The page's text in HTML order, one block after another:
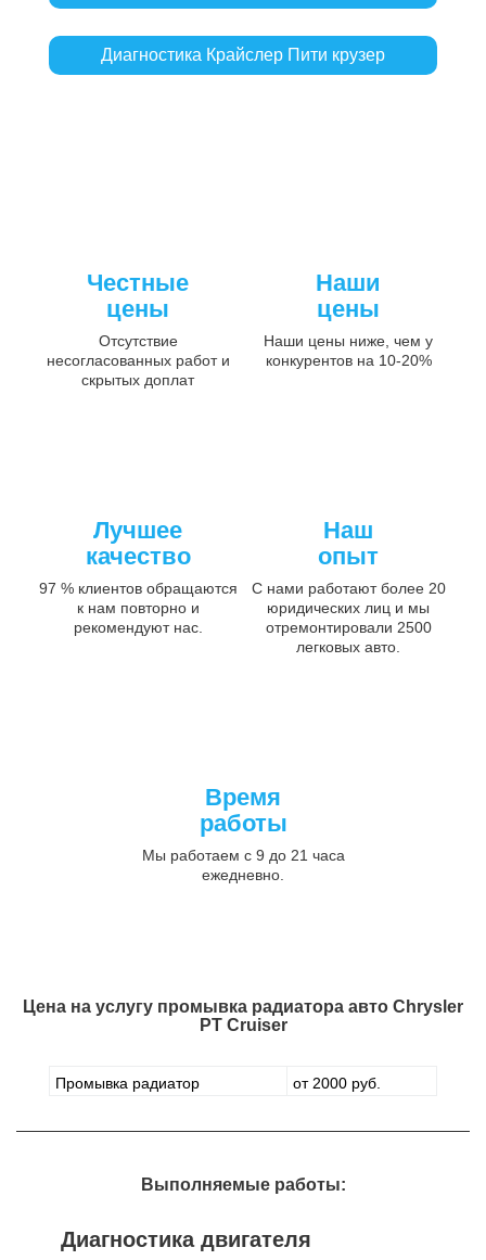
Диагностика Крайслер Пити крузер
Честные
цены
Отсутствие
несогласованных работ и
скрытых доплат
Наши
цены
Наши цены ниже, чем у
конкурентов на 10-20%
Лучшее
качество
97 % клиентов обращаются
к нам повторно и
рекомендуют нас.
Наш
опыт
С нами работают более 20
юридических лиц и мы
отремонтировали 2500
легковых авто.
Время
работы
Мы работаем с 9 до 21 часа
ежедневно.
Цена на услугу промывка радиатора авто Chrysler
PT Cruiser
Промывка радиатор от 2000 руб.
Выполняемые работы:
Диагностика двигателя